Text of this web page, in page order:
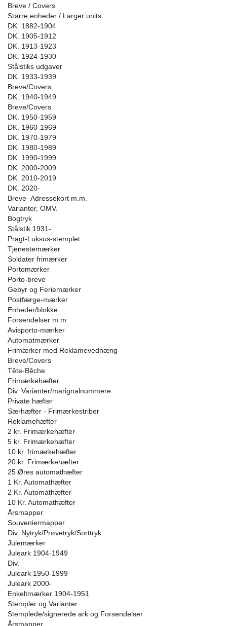
Breve / Covers
Større enheder / Larger units
DK. 1882-1904
DK. 1905-1912
DK. 1913-1923
DK. 1924-1930
Stålstiks udgaver
DK. 1933-1939
Breve/Covers
DK. 1940-1949
Breve/Covers
DK. 1950-1959
DK. 1960-1969
DK. 1970-1979
DK. 1980-1989
DK. 1990-1999
DK. 2000-2009
DK. 2010-2019
DK. 2020-
Breve- Adressekort m.m.
Varianter, OMV.
Bogtryk
Stålstik 1931-
Pragt-Luksus-stemplet
Tjenestemærker
Soldater frimærker
Portomærker
Porto-breve
Gebyr og Feriemærker
Postfærge-mærker
Enheder/blokke
Forsendelser m.m
Avisporto-mærker
Automatmærker
Frimærker med Reklamevedhæng
Breve/Covers
Tête-Bêche
Frimærkehæfter
Div. Varianter/marignalnummere
Private hæfter
Særhæfter - Frimærkestriber
Reklamehæfter
2 kr. Frimærkehæfter
5 kr. Frimærkehæfter
10 kr. frimærkehæfter
20 kr. Frimærkehæfter
25 Øres automathæfter
1 Kr. Automathæfter
2 Kr. Automathæfter
10 Kr. Automathæfter
Årsmapper
Souveniermapper
Div. Nytryk/Prøvetryk/Sorttryk
Julemærker
Juleark 1904-1949
Div.
Juleark 1950-1999
Juleark 2000-
Enkeltmærker 1904-1951
Stempler og Varianter
Stemplede/signerede ark og Forsendelser
Årsmapper